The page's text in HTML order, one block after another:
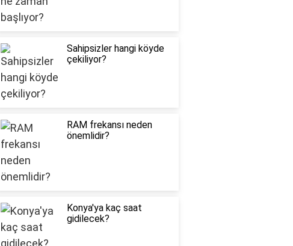
Sahipsizler hangi köyde
çekiliyor?
RAM frekansı neden
önemlidir?
Konya'ya kaç saat
gidilecek?